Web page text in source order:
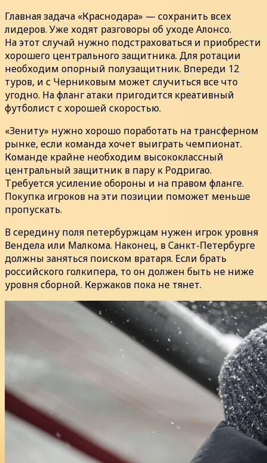
Главная задача «Краснодара» — сохранить всех
лидеров. Уже ходят разговоры об уходе Алонсо.
На этот случай нужно подстраховаться и приобрести
хорошего центрального защитника. Для ротации
необходим опорный полузащитник. Впереди 12
туров, и с Черниковым может случиться все что
угодно. На фланг атаки пригодится креативный
футболист с хорошей скоростью.
«Зениту» нужно хорошо поработать на трансферном
рынке, если команда хочет выиграть чемпионат.
Команде крайне необходим высококлассный
центральный защитник в пару к Родригао.
Требуется усиление обороны и на правом фланге.
Покупка игроков на эти позиции поможет меньше
пропускать.
В середину поля петербуржцам нужен игрок уровня
Вендела или Малкома. Наконец, в Санкт-Петербурге
должны заняться поиском вратаря. Если брать
российского голкипера, то он должен быть не ниже
уровня сборной. Кержаков пока не тянет.